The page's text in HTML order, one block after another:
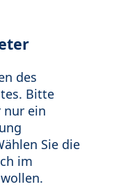
des
Bitte
nur ein
Sie die
im